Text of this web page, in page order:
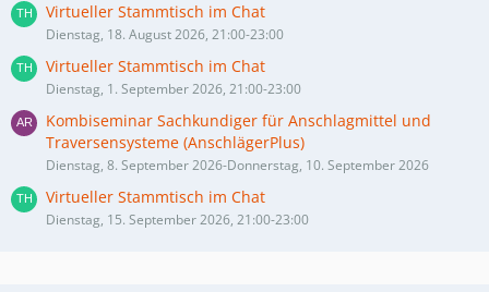
Virtueller Stammtisch im Chat
Dienstag, 18. August 2026, 21:00-23:00
Virtueller Stammtisch im Chat
Dienstag, 1. September 2026, 21:00-23:00
Kombiseminar Sachkundiger für Anschlagmittel und
Traversensysteme (AnschlägerPlus)
Dienstag, 8. September 2026-Donnerstag, 10. September 2026
Virtueller Stammtisch im Chat
Dienstag, 15. September 2026, 21:00-23:00